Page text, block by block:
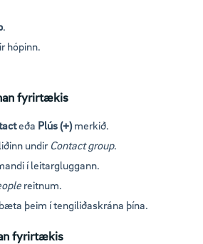
.
hópinn.
fyrirtækis
eða Plús (+)merkið.
undir Contact group.
í leitargluggann.
reitnum.
þeim í tengiliðaskrána þína.
fyrirtækis